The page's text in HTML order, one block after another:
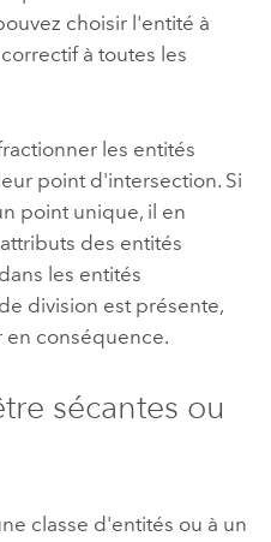
choisir l'entité à
à toutes les
les entités
point d'intersection. Si
point unique, il en
des entités
les entités
division est présente,
en conséquence.
sécantes ou
classe d'entités ou à un